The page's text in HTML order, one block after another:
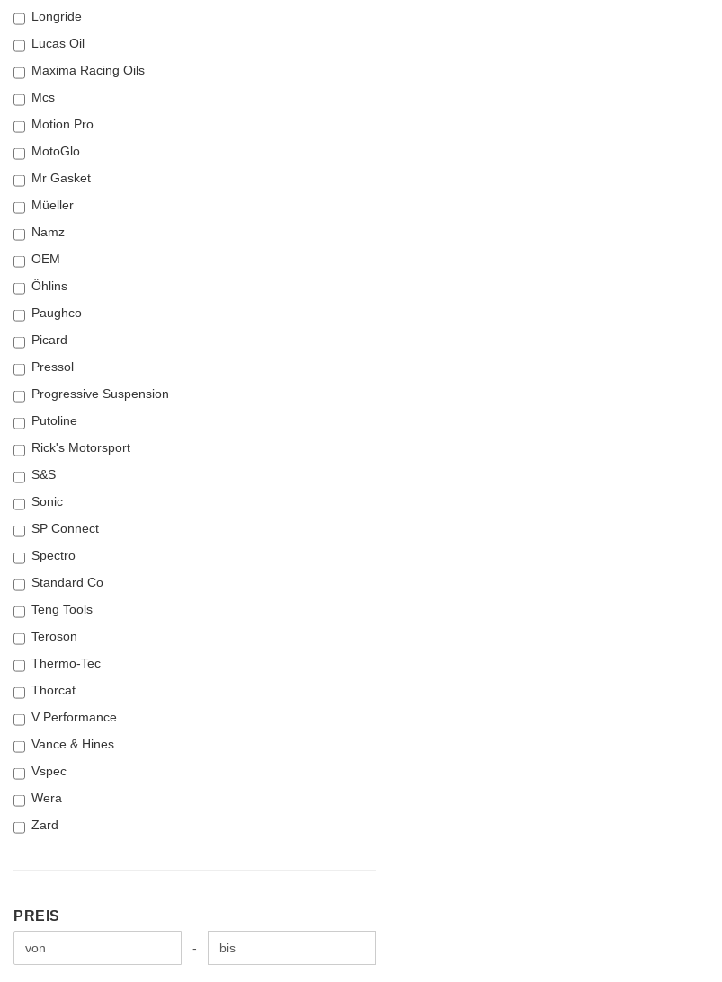
Longride
Lucas Oil
Maxima Racing Oils
Mcs
Motion Pro
MotoGlo
Mr Gasket
Müeller
Namz
OEM
Öhlins
Paughco
Picard
Pressol
Progressive Suspension
Putoline
Rick's Motorsport
S&S
Sonic
SP Connect
Spectro
Standard Co
Teng Tools
Teroson
Thermo-Tec
Thorcat
V Performance
Vance & Hines
Vspec
Wera
Zard
PREIS
Preis bis -